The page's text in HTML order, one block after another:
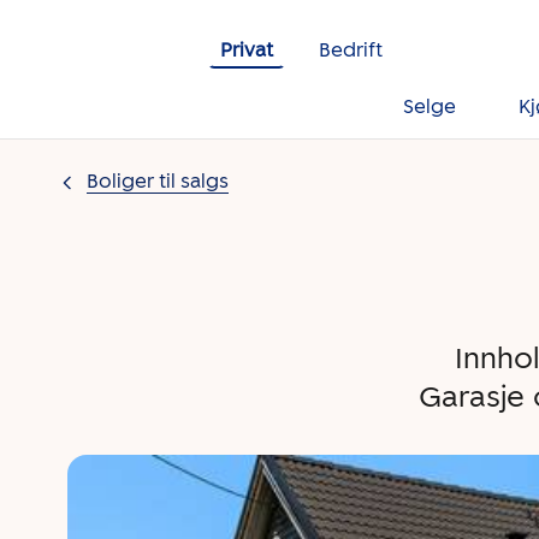
Privat
Bedrift
Selge
Boliger til salgs
Garasje